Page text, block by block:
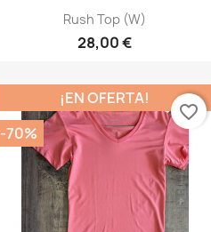
Vista rápida
Rush Top (W)
28,00 €
¡EN OFERTA!
-70%
favorite_border